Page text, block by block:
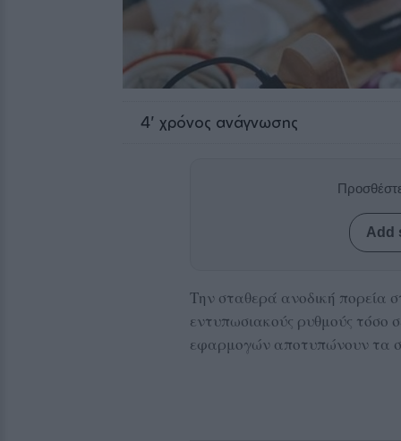
4' χρόνος ανάγνωσης
Add
Την σταθερά ανοδική πορεία
εντυπωσιακούς ρυθμούς τόσο
εφαρμογών αποτυπώνουν τα